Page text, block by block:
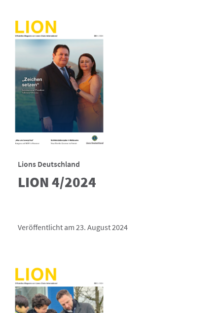
Lions Deutschland
LION 4/2024
Veröffentlicht am 23. August 2024